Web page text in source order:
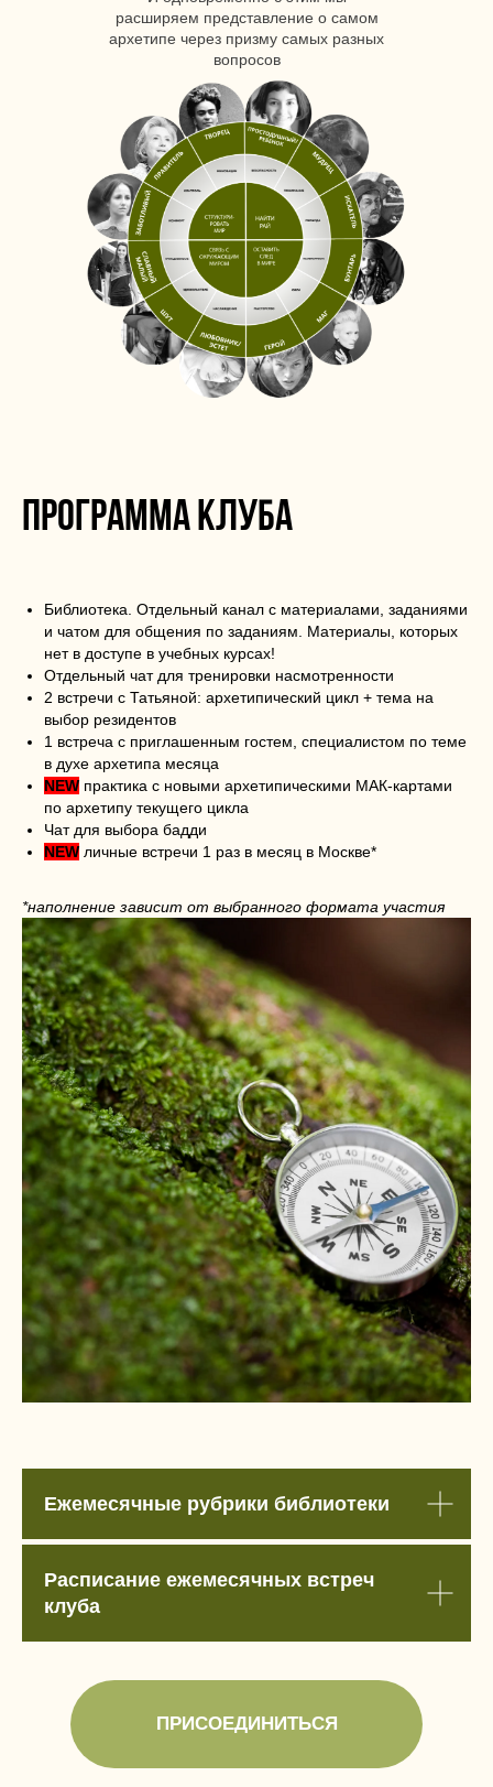
расширяем представление о самом
архетипе через призму самых разных
вопросов
программа клуба
Библиотека. Отдельный канал с материалами, заданиями
и чатом для общения по заданиям. Материалы, которых
нет в доступе в учебных курсах!
Отдельный чат для тренировки насмотренности
2 встречи с Татьяной: архетипический цикл + тема на
выбор резидентов
1 встреча с приглашенным гостем, специалистом по теме
в духе архетипа месяца
NEW практика с новыми архетипическими МАК-картами
по архетипу текущего цикла
Чат для выбора бадди
NEW личные встречи 1 раз в месяц в Москве*
*наполнение зависит от выбранного формата участия
Ежемесячные рубрики библиотеки
Расписание ежемесячных встреч
клуба
ПРИСОЕДИНИТЬСЯ